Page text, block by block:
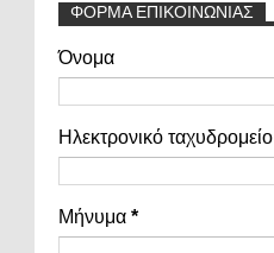
ΦΟΡΜΑ ΕΠΙΚΟΙΝΩΝΙΑΣ
Όνομα
Ηλεκτρονικό ταχυδρομείο
Μήνυμα *